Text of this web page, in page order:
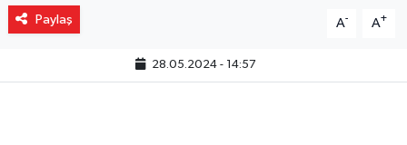
Paylaş A- A+
28.05.2024 - 14:57
Turizm